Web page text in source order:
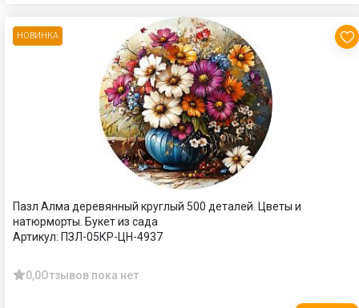
НОВИНКА
Пазл Алма деревянный круглый 500 деталей. Цветы и
натюрморты. Букет из сада
Артикул: ПЗЛ-05КР-ЦН-4937
0,0Отзывов пока нет